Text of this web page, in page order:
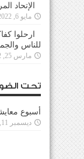
الإتحاد
مايو 6, 2022
ارحلوا
للناس
مارس 25, 2022
تحت
أسبوع
ديسمبر 11, 2023